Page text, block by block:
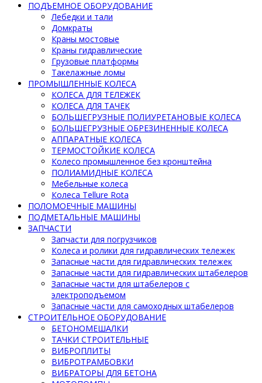
ПОДЪЕМНОЕ ОБОРУДОВАНИЕ
Лебедки и тали
Домкраты
Краны мостовые
Краны гидравлические
Грузовые платформы
Такелажные ломы
ПРОМЫШЛЕННЫЕ КОЛЕСА
КОЛЕСА ДЛЯ ТЕЛЕЖЕК
КОЛЕСА ДЛЯ ТАЧЕК
БОЛЬШЕГРУЗНЫЕ ПОЛИУРЕТАНОВЫЕ КОЛЕСА
БОЛЬШЕГРУЗНЫЕ ОБРЕЗИНЕННЫЕ КОЛЕСА
АППАРАТНЫЕ КОЛЕСА
ТЕРМОСТОЙКИЕ КОЛЕСА
Колесо промышленное без кронштейна
ПОЛИАМИДНЫЕ КОЛЕСА
Мебельные колеса
Колеса Tellure Rota
ПОЛОМОЕЧНЫЕ МАШИНЫ
ПОДМЕТАЛЬНЫЕ МАШИНЫ
ЗАПЧАСТИ
Запчасти для погрузчиков
Колеса и ролики для гидравлических тележек
Запасные части для гидравлических тележек
Запасные части для гидравлических штабелеров
Запасные части для штабелеров с
электроподъемом
Запасные части для самоходных штабелеров
СТРОИТЕЛЬНОЕ ОБОРУДОВАНИЕ
БЕТОНОМЕШАЛКИ
ТАЧКИ СТРОИТЕЛЬНЫЕ
ВИБРОПЛИТЫ
ВИБРОТРАМБОВКИ
ВИБРАТОРЫ ДЛЯ БЕТОНА